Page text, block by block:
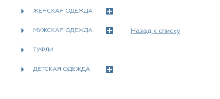
ЖЕНСКАЯ ОДЕЖДА
МУЖСКАЯ ОДЕЖДА
ТУФЛИ
ДЕТСКАЯ ОДЕЖДА
Назад к списку